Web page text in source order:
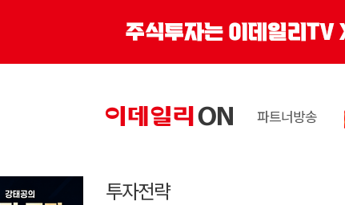
파트너방송
투자전략